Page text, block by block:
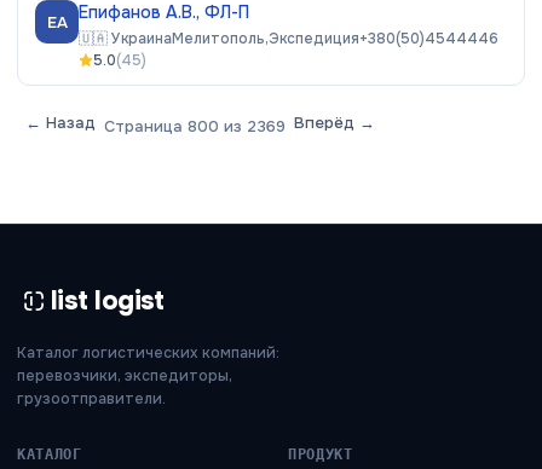
ЕА Епифанов А.В., ФЛ-П
🇺🇦УкраинаМелитополь,Экспедиция+380(50)4544446
5.0(45)
← Назад Страница 800 из 2369 Вперёд →
list logist
Каталог логистических компаний:
перевозчики, экспедиторы,
грузоотправители.
КАТАЛОГ ПРОДУКТ